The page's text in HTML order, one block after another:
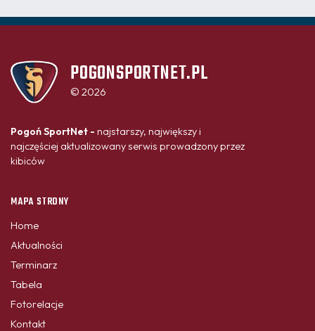
POGONSPORTNET.PL
© 2026
Pogoń SportNet - najstarszy, największy i
najczęściej aktualizowany serwis prowadzony przez
kibiców
MAPA STRONY
Home
Aktualności
Terminarz
Tabela
Fotorelacje
Kontakt